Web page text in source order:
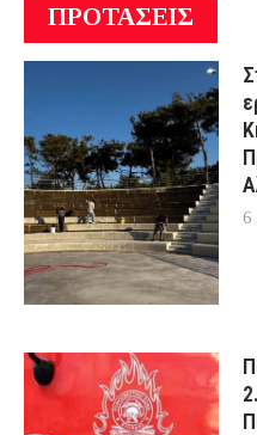
ΠΡΟΤΑΣΕΙΣ
6